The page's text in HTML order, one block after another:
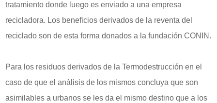
tratamiento donde luego es enviado a una empresa
recicladora. Los beneficios derivados de la reventa del
reciclado son de esta forma donados a la fundación CONIN.
Para los residuos derivados de la Termodestrucción en el
caso de que el análisis de los mismos concluya que son
asimilables a urbanos se les da el mismo destino que a los